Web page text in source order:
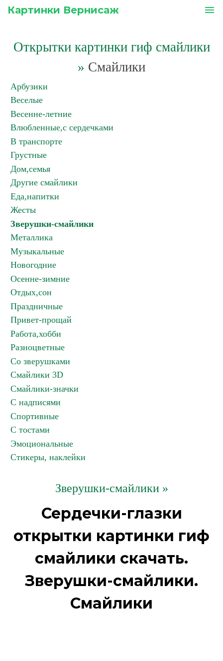
Картинки Вернисаж menu
Открытки картинки гиф смайлики
» Смайлики
Арбузики
Веселые
Весенне-летние
Влюбленные,с сердечками
В транспорте
Грустные
Дом,семья
Другие смайлики
Еда,напитки
Жесты
Зверушки-смайлики
Металлика
Музыкальные
Новогодние
Осенне-зимние
Отдых,сон
Праздничные
Привет-прощай
Работа,хобби
Разноцветные
Со зверушками
Смайлики 3D
Смайлики-значки
С надписями
Спортивные
С тостами
Эмоциональные
Стикеры, наклейки
Зверушки-смайлики »
Сердечки-глазки
открытки картинки гиф
смайлики скачать.
Зверушки-смайлики.
Смайлики